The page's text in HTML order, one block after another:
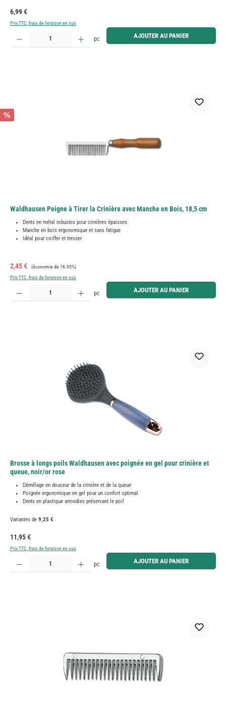
Prix régulier :
6,99 €
Prix TTC, frais de livraison en sus
Quantité de produit : Entrez la quantité souhaitée ou utilisez les boutons pour augmenter ou
pc AJOUTER AU PANIER
%
Waldhausen Peigne à Tirer la Crinière avec Manche en Bois, 18,5 cm
Dents en métal robustes pour crinières épaisses
Manche en bois ergonomique et sans fatigue
Idéal pour coiffer et tresser
Prix de vente :
2,45 € Prix régulier :
(économie de 16.95%)
Prix TTC, frais de livraison en sus
Quantité de produit : Entrez la quantité souhaitée ou utilisez les boutons pour augmenter ou
pc AJOUTER AU PANIER
Brosse à longs poils Waldhausen avec poignée en gel pour crinière et
queue, noir/or rose
Démêlage en douceur de la crinière et de la queue
Poignée ergonomique en gel pour un confort optimal
Dents en plastique arrondies préservant le poil
Variantes de 9,25 €
Prix régulier :
11,95 €
Prix TTC, frais de livraison en sus
Quantité de produit : Entrez la quantité souhaitée ou utilisez les boutons pour augmenter ou
pc AJOUTER AU PANIER